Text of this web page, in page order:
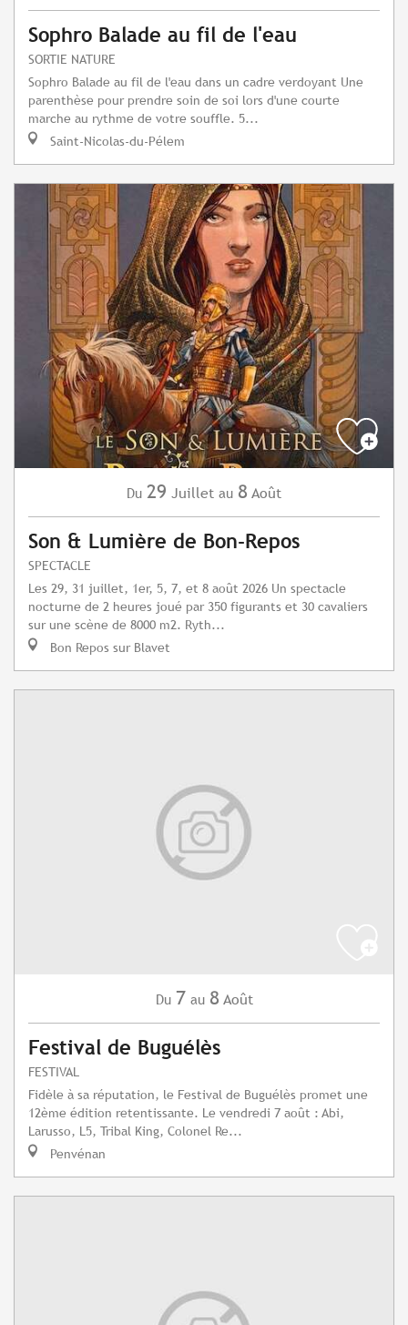
Sophro Balade au fil de l'eau
SORTIE NATURE
Sophro Balade au fil de l'eau dans un cadre verdoyant Une
parenthèse pour prendre soin de soi lors d'une courte
marche au rythme de votre souffle. 5...
Saint-Nicolas-du-Pélem
Du 29 Juillet au 8 Août
Son & Lumière de Bon-Repos
SPECTACLE
Les 29, 31 juillet, 1er, 5, 7, et 8 août 2026 Un spectacle
nocturne de 2 heures joué par 350 figurants et 30 cavaliers
sur une scène de 8000 m2. Ryth...
Bon Repos sur Blavet
Du 7 au 8 Août
Festival de Buguélès
FESTIVAL
Fidèle à sa réputation, le Festival de Buguélès promet une
12ème édition retentissante. Le vendredi 7 août : Abi,
Larusso, L5, Tribal King, Colonel Re...
Penvénan